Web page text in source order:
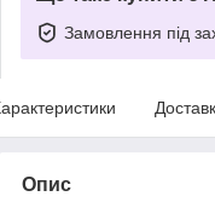
Замовлення під
Опис